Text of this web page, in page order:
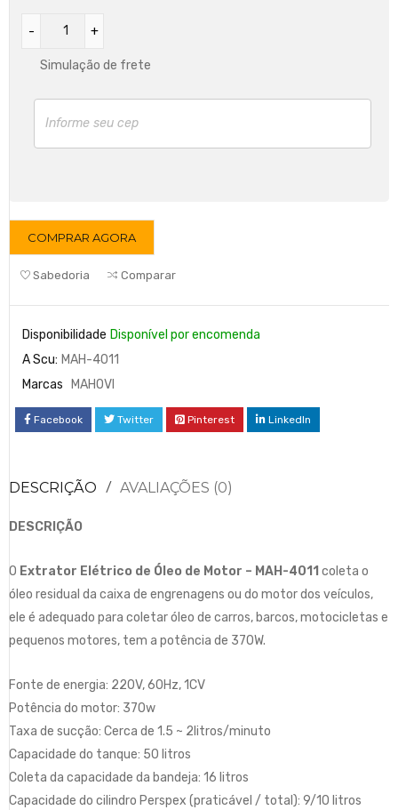
Simulação de frete
COMPRAR AGORA
Sabedoria Comparar
Disponibilidade Disponível por encomenda
A Scu: MAH-4011
Marcas
MAHOVI
Facebook Twitter Pinterest LinkedIn
DESCRIÇÃO AVALIAÇÕES (0)
DESCRIÇÃO
O Extrator Elétrico de Óleo de Motor – MAH-4011 coleta o
óleo residual da caixa de engrenagens ou do motor dos veículos,
ele é adequado para coletar óleo de carros, barcos, motocicletas e
pequenos motores, tem a potência de 370W.
Fonte de energia: 220V, 60Hz, 1CV
Potência do motor: 370w
Taxa de sucção: Cerca de 1.5 ~ 2litros/minuto
Capacidade do tanque: 50 litros
Coleta da capacidade da bandeja: 16 litros
Capacidade do cilindro Perspex (praticável / total): 9/10 litros